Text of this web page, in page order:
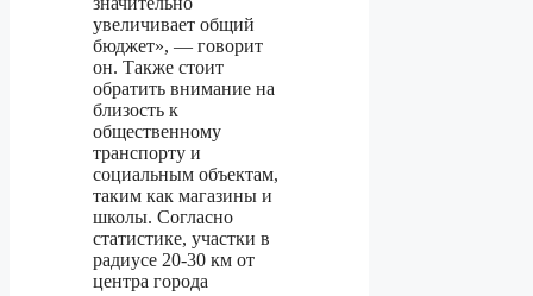
увеличивает общий
бюджет», — говорит
он. Также стоит
обратить внимание на
близость к
общественному
транспорту и
социальным объектам,
таким как магазины и
школы. Согласно
статистике, участки в
радиусе 20-30 км от
центра города